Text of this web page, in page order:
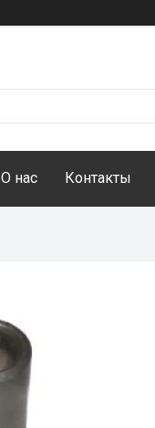
О нас Контакты